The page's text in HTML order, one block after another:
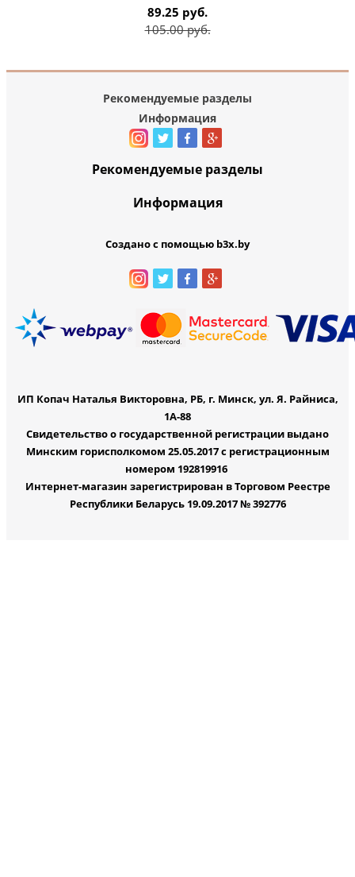
89.25 руб.
105.00 руб.
Рекомендуемые разделы
Информация
Рекомендуемые разделы
Информация
Создано с помощью b3x.by
ИП Копач Наталья Викторовна, РБ, г. Минск, ул. Я. Райниса,
1А-88
Свидетельство о государственной регистрации выдано
Минским горисполкомом 25.05.2017 с регистрационным
номером 192819916
Интернет-магазин зарегистрирован в Торговом Реестре
Республики Беларусь 19.09.2017 № 392776